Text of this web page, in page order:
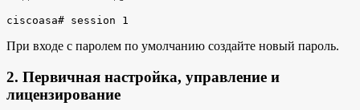
При входе с паролем по умолчанию создайте новый пароль.
2. Первичная настройка, управление и
лицензирование